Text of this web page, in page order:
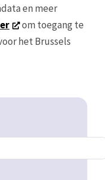
en meer
om toegang te
het Brussels